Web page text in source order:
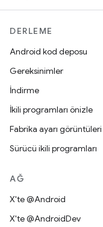
DERLEME
Android kod deposu
Gereksinimler
İndirme
İkili programları önizle
Fabrika ayarı görüntüleri
Sürücü ikili programları
AĞ
X'te @Android
X'te @AndroidDev